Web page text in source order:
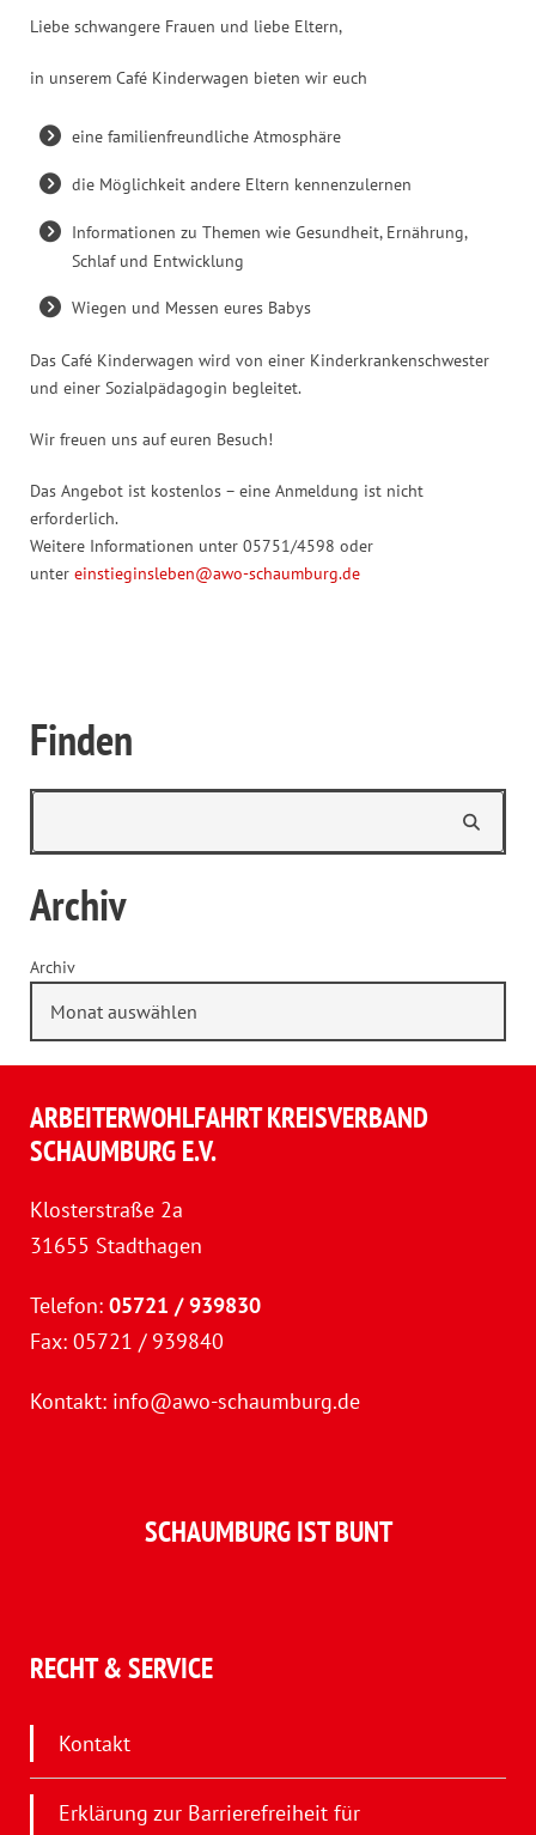
Liebe schwangere Frauen und liebe Eltern,
in unserem Café Kinderwagen bieten wir euch
eine familienfreundliche Atmosphäre
die Möglichkeit andere Eltern kennenzulernen
Informationen zu Themen wie Gesundheit, Ernährung,
Schlaf und Entwicklung
Wiegen und Messen eures Babys
Das Café Kinderwagen wird von einer Kinderkrankenschwester
und einer Sozialpädagogin begleitet.
Wir freuen uns auf euren Besuch!
Das Angebot ist kostenlos – eine Anmeldung ist nicht
erforderlich.
Weitere Informationen unter 05751/4598 oder
unter einstieginsleben@awo-schaumburg.de
Finden
Archiv
Archiv
ARBEITERWOHLFAHRT KREISVERBAND
SCHAUMBURG E.V.
Klosterstraße 2a
31655 Stadthagen
Telefon: 05721 / 939830
Fax: 05721 / 939840
Kontakt: info@awo-schaumburg.de
SCHAUMBURG IST BUNT
RECHT & SERVICE
Kontakt
Erklärung zur Barrierefreiheit für